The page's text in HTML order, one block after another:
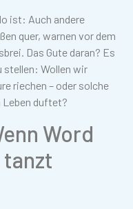
ist: Auch andere
quer, warnen vor dem
Das Gute daran? Es
stellen: Wollen wir
riechen – oder solche
Leben duftet?
Word